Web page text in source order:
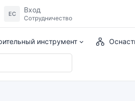
ЕС Вход
Сотрудничество
инструмент